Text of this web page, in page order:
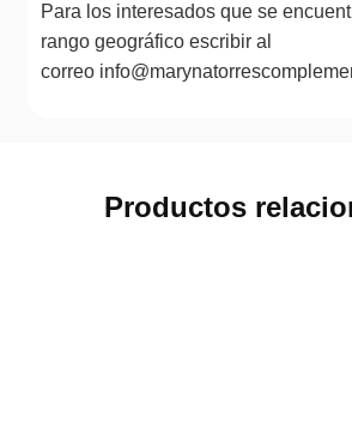
Para los interesados que se
rango geográfico escribir al
correo
Productos